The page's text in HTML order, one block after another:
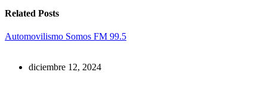
Related Posts
Automovilismo Somos FM 99.5
diciembre 12, 2024